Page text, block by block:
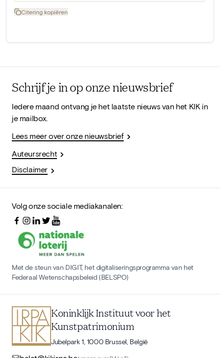
Citering kopiëren
Schrijf je in op onze nieuwsbrief
Iedere maand ontvang je het laatste nieuws van het KIK in
je mailbox.
Lees meer over onze nieuwsbrief
Auteursrecht
Disclaimer
Volg onze sociale mediakanalen:
Met de steun van DIGIT, het digitaliseringsprogramma van het
Federaal Wetenschapsbeleid (BELSPO)
Koninklijk Instituut voor het
Kunstpatrimonium
Jubelpark 1, 1000 Brussel, België